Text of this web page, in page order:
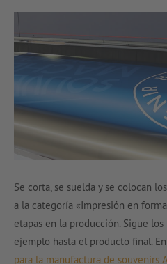
Se corta, se suelda y se colocan
a la categoría «Impresión en
etapas en la producción. Sigue
ejemplo hasta el producto final.
para la manufactura de souvenirs